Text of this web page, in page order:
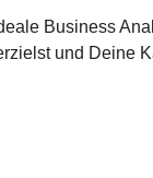
Business
und Deine